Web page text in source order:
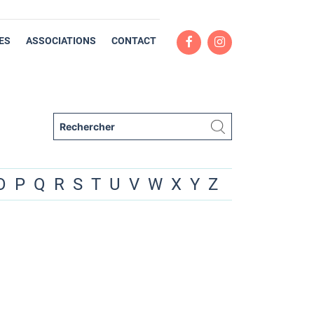
ASSOCIATIONS CONTACT
P Q R S T U V W X Y Z